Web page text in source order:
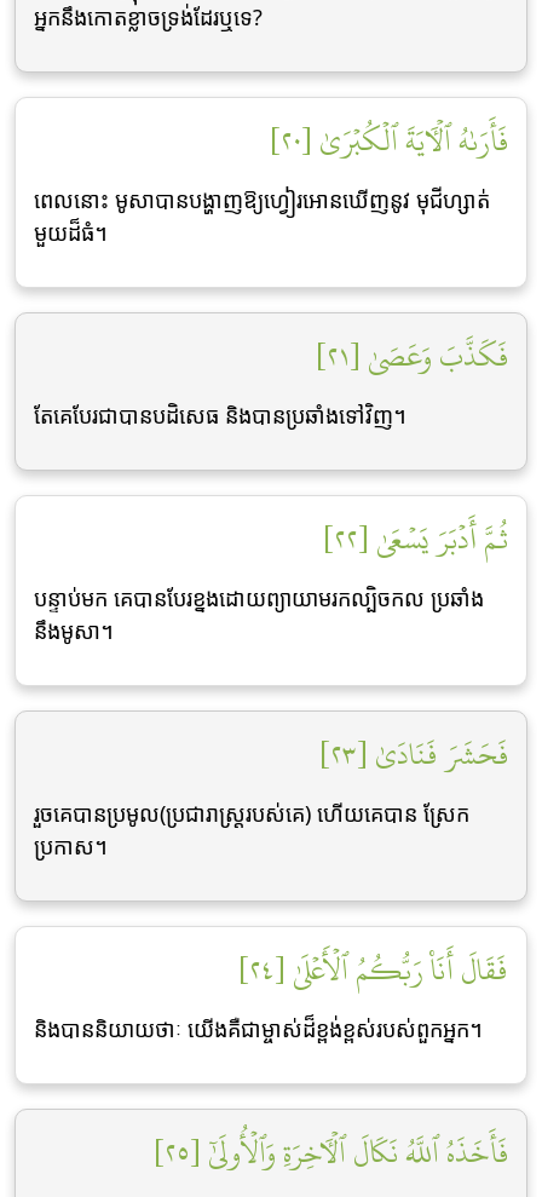
អ្នកនឹងកោតខ្លាចទ្រង់ដែរឬទេ?
فَأَرَىٰهُ ٱلۡأٓيَةَ ٱلۡكُبۡرَىٰ [٢٠]
ពេលនោះ មូសាបានបង្ហាញឱ្យហ្វៀរអោនឃើញនូវ មុជីហ្សាត់
មួយដ៏ធំ។
فَكَذَّبَ وَعَصَىٰ [٢١]
តែគេបែរជាបានបដិសេធ និងបានប្រឆាំងទៅវិញ។
ثُمَّ أَدۡبَرَ يَسۡعَىٰ [٢٢]
បន្ទាប់មក គេបានបែរខ្នងដោយព្យាយាមរកល្បិចកល ប្រឆាំង
នឹងមូសា។
فَحَشَرَ فَنَادَىٰ [٢٣]
រួចគេបានប្រមូល(ប្រជារាស្ដ្ររបស់គេ) ហើយគេបាន ស្រែក
ប្រកាស។
فَقَالَ أَنَا۠ رَبُّكُمُ ٱلۡأَعۡلَىٰ [٢٤]
និងបាននិយាយថាៈ យើងគឺជាម្ចាស់ដ៏ខ្ពង់ខ្ពស់របស់ពួកអ្នក។
فَأَخَذَهُ ٱللَّهُ نَكَالَ ٱلۡأٓخِرَةِ وَٱلۡأُولَىٰٓ [٢٥]